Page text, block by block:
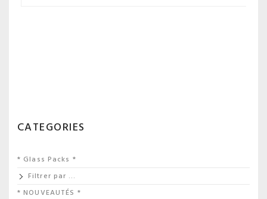
CATEGORIES
* Glass Packs *
Filtrer par …
* NOUVEAUTÉS *